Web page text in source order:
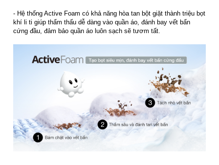
- Hệ thống Active Foam có khả năng hòa tan bột giặt thành triệu bọt
khí li ti giúp thẩm thấu dễ dàng vào quần áo, đánh bay vết bẩn
cứng đầu, đảm bảo quần áo luôn sạch sẽ tươm tất.